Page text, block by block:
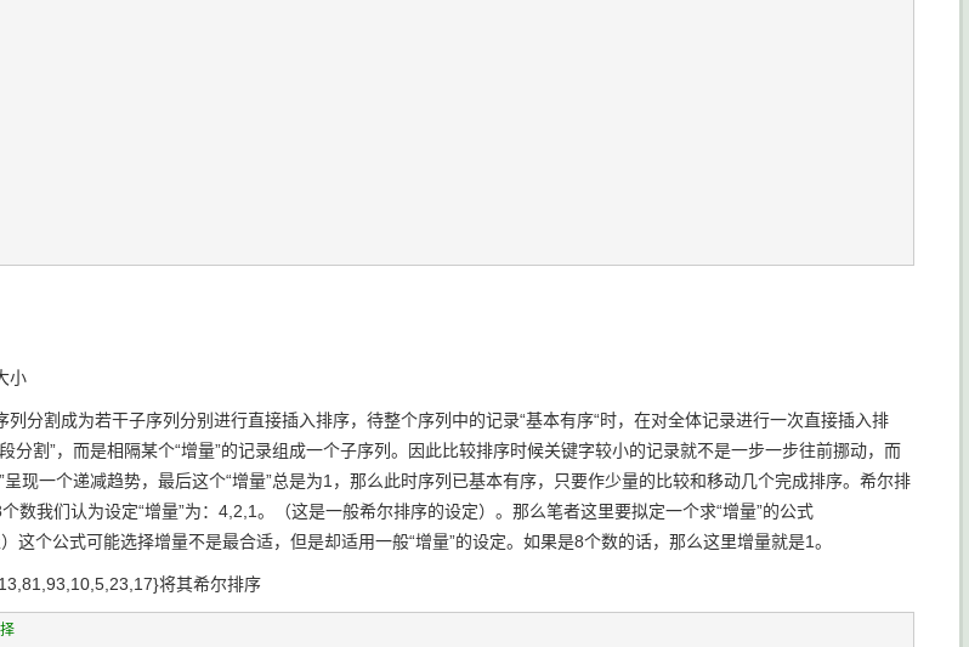
小
分割成为若干子序列分别进行直接插入排序，待整个序列中的记录“基本有序“时，在对全体记录进行一次直接插入排
分割”，而是相隔某个“增量”的记录组成一个子序列。因此比较排序时候关键字较小的记录就不是一步一步往前挪动，而
呈现一个递减趋势，最后这个“增量”总是为1，那么此时序列已基本有序，只要作少量的比较和移动几个完成排序。希尔排
数我们认为设定“增量”为：4,2,1。（这是一般希尔排序的设定）。那么笔者这里要拟定一个求“增量”的公式
这个公式可能选择增量不是最合适，但是却适用一般“增量”的设定。如果是8个数的话，那么这里增量就是1。
将其希尔排序